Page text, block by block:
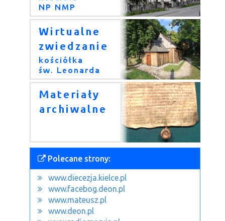
Polecane strony:
www.diecezja.kielce.pl
www.facebog.deon.pl
www.mateusz.pl
www.deon.pl